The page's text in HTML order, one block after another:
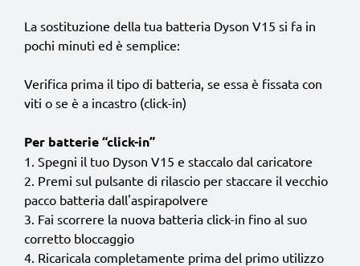
La sostituzione della tua batteria Dyson V15 si fa in
pochi minuti ed è semplice:
Verifica prima il tipo di batteria, se essa è fissata con
viti o se è a incastro (click-in)
Per batterie “click-in”
1. Spegni il tuo Dyson V15 e staccalo dal caricatore
2. Premi sul pulsante di rilascio per staccare il vecchio
pacco batteria dall'aspirapolvere
3. Fai scorrere la nuova batteria click-in fino al suo
corretto bloccaggio
4. Ricaricala completamente prima del primo utilizzo